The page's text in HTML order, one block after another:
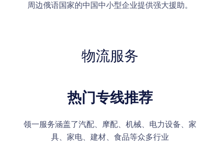
周边俄语国家的中国中小型企业提供强大援助。
物流服务
热门专线推荐
领一服务涵盖了汽配、摩配、机械、电力设备、家
具、家电、建材、食品等众多行业